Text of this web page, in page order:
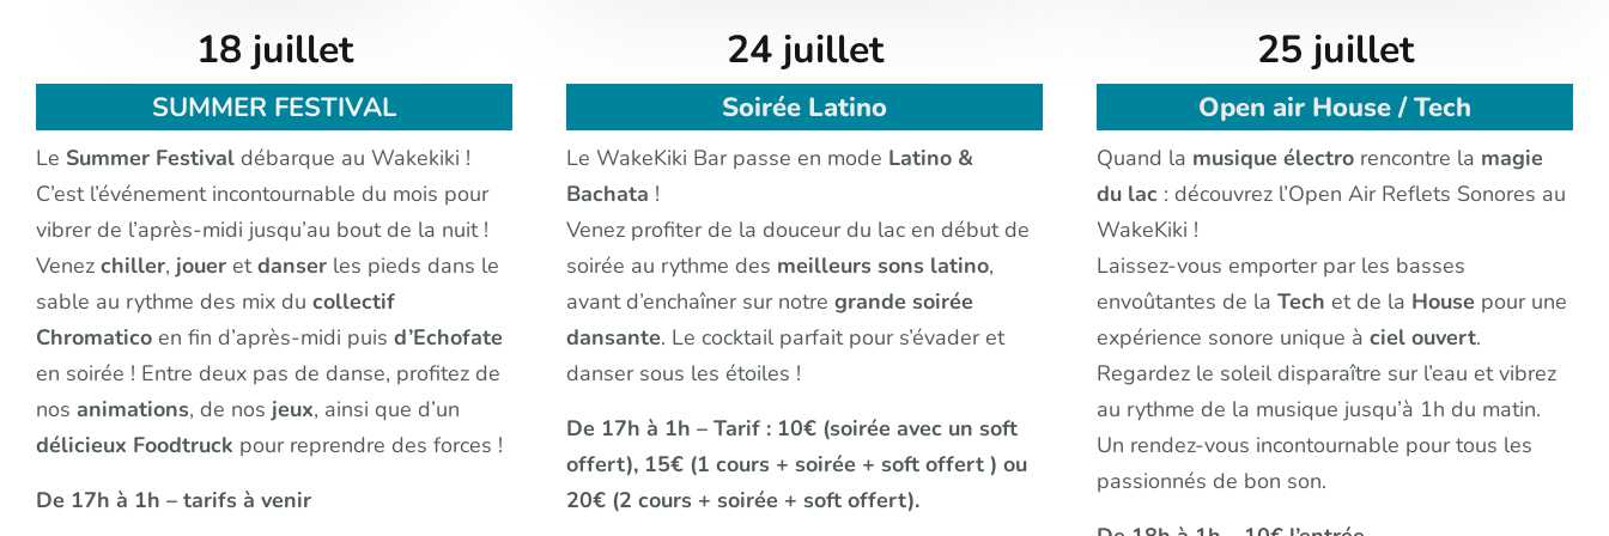
18 juillet
SUMMER FESTIVAL
Le Summer Festival débarque au Wakekiki !
C’est l’événement incontournable du mois pour
vibrer de l’après-midi jusqu’au bout de la nuit !
Venez chiller, jouer etdanser les pieds dans le
sable au rythme des mix du collectif
Chromatico en fin d’après-midi puis d’Echofate
en soirée ! Entre deux pas de danse, profitez de
nos animations, de nos jeux, ainsi que d’un
délicieux Foodtruck pour reprendre des forces !
De 17h à 1h – tarifs à venir
24 juillet
Soirée Latino
Le WakeKiki Bar passe en mode Latino &
Bachata !
Venez profiter de la douceur du lac en début de
soirée au rythme des meilleurs sons latino,
avant d’enchaîner sur notre grande soirée
dansante. Le cocktail parfait pour s’évader et
danser sous les étoiles !
De 17h à 1h – Tarif : 10€ (soirée avec un soft
offert), 15€ (1 cours + soirée + soft offert ) ou
20€ (2 cours + soirée + soft offert).
25 juillet
Open air House / Tech
Quand la musique électro rencontre la magie
du lac : découvrez l’Open Air Reflets Sonores au
WakeKiki !
Laissez-vous emporter par les basses
envoûtantes de la Tech et de la House pour une
expérience sonore unique à ciel ouvert.
Regardez le soleil disparaître sur l’eau et vibrez
au rythme de la musique jusqu’à 1h du matin.
Un rendez-vous incontournable pour tous les
passionnés de bon son.